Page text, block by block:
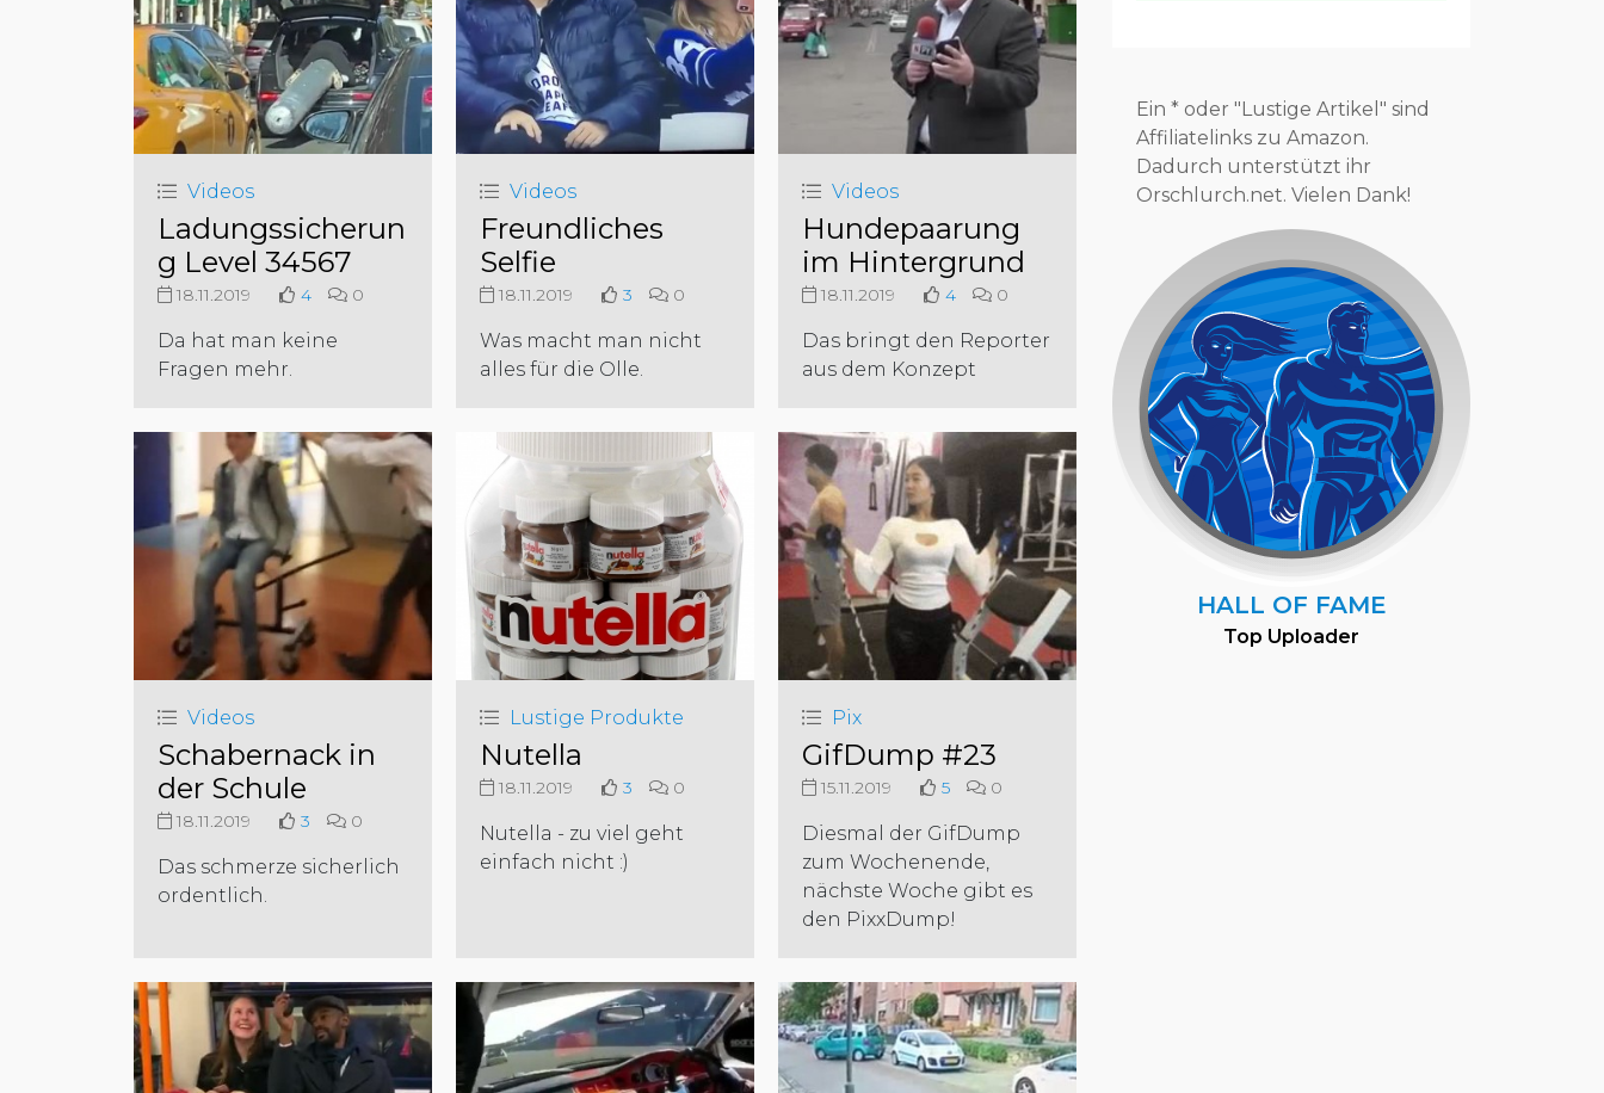
Videos
Ladungssicherun
g Level 34567
18.11.2019 4 0
Da hat man keine
Fragen mehr.
Videos
Freundliches
Selfie
18.11.2019 3 0
Was macht man nicht
alles für die Olle.
Videos
Hundepaarung
im Hintergrund
18.11.2019 4 0
Das bringt den Reporter
aus dem Konzept
Videos
Schabernack in
der Schule
18.11.2019 3 0
Das schmerze sicherlich
ordentlich.
Lustige Produkte
Nutella
18.11.2019 3 0
Nutella - zu viel geht
einfach nicht :)
Pix
GifDump #23
15.11.2019 5 0
Diesmal der GifDump
zum Wochenende,
nächste Woche gibt es
den PixxDump!
Ein * oder "Lustige Artikel" sind
Affiliatelinks zu Amazon.
Dadurch unterstützt ihr
Orschlurch.net. Vielen Dank!
HALL OF FAME
Top Uploader